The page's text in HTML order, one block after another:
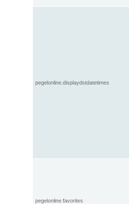
pegelonline.displaydstdatetimes
pegelonline.favorites